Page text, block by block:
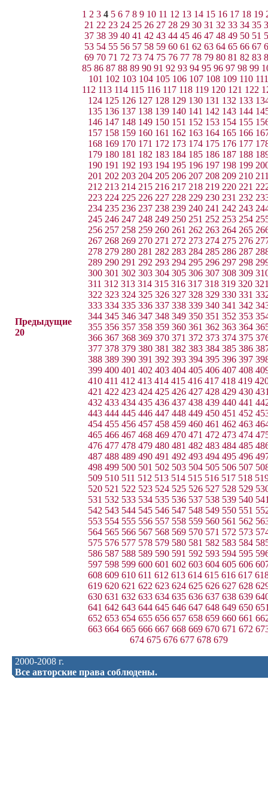
Предыдущие
20
1 2 3 4 5 6 7 8 9 10 11 12 13 14 15 16 17 18 19
21 22 23 24 25 26 27 28 29 30 31 32 33 34 35
37 38 39 40 41 42 43 44 45 46 47 48 49 50 51
53 54 55 56 57 58 59 60 61 62 63 64 65 66 67
69 70 71 72 73 74 75 76 77 78 79 80 81 82 83
85 86 87 88 89 90 91 92 93 94 95 96 97 98 99
101 102 103 104 105 106 107 108 109 110 111
112 113 114 115 116 117 118 119 120 121 122
124 125 126 127 128 129 130 131 132 133
135 136 137 138 139 140 141 142 143 144
146 147 148 149 150 151 152 153 154 155
157 158 159 160 161 162 163 164 165 166
168 169 170 171 172 173 174 175 176 177
179 180 181 182 183 184 185 186 187 188
190 191 192 193 194 195 196 197 198 199
201 202 203 204 205 206 207 208 209 210
212 213 214 215 216 217 218 219 220 221
223 224 225 226 227 228 229 230 231 232
234 235 236 237 238 239 240 241 242 243
245 246 247 248 249 250 251 252 253 254
256 257 258 259 260 261 262 263 264 265
267 268 269 270 271 272 273 274 275 276
278 279 280 281 282 283 284 285 286 287
289 290 291 292 293 294 295 296 297 298
300 301 302 303 304 305 306 307 308 309
311 312 313 314 315 316 317 318 319 320
322 323 324 325 326 327 328 329 330 331
333 334 335 336 337 338 339 340 341 342
344 345 346 347 348 349 350 351 352 353
355 356 357 358 359 360 361 362 363 364
366 367 368 369 370 371 372 373 374 375
377 378 379 380 381 382 383 384 385 386
388 389 390 391 392 393 394 395 396 397
399 400 401 402 403 404 405 406 407 408
410 411 412 413 414 415 416 417 418 419
421 422 423 424 425 426 427 428 429 430
432 433 434 435 436 437 438 439 440 441
443 444 445 446 447 448 449 450 451 452
454 455 456 457 458 459 460 461 462 463
465 466 467 468 469 470 471 472 473 474
476 477 478 479 480 481 482 483 484 485
487 488 489 490 491 492 493 494 495 496
498 499 500 501 502 503 504 505 506 507
509 510 511 512 513 514 515 516 517 518
520 521 522 523 524 525 526 527 528 529
531 532 533 534 535 536 537 538 539 540
542 543 544 545 546 547 548 549 550 551
553 554 555 556 557 558 559 560 561 562
564 565 566 567 568 569 570 571 572 573
575 576 577 578 579 580 581 582 583 584
586 587 588 589 590 591 592 593 594 595
597 598 599 600 601 602 603 604 605 606
608 609 610 611 612 613 614 615 616 617
619 620 621 622 623 624 625 626 627 628
630 631 632 633 634 635 636 637 638 639
641 642 643 644 645 646 647 648 649 650
652 653 654 655 656 657 658 659 660 661
663 664 665 666 667 668 669 670 671 672
674 675 676 677 678 679
2000-2008 г.
Все авторские права соблюдены.